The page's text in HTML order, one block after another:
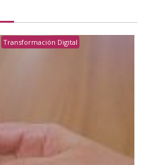
Transformación Digital